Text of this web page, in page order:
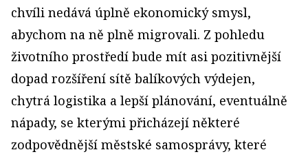
chvíli nedává úplně ekonomický smysl,
abychom na ně plně migrovali. Z pohledu
životního prostředí bude mít asi pozitivnější
dopad rozšíření sítě balíkových výdejen,
chytrá logistika a lepší plánování, eventuálně
nápady, se kterými přicházejí některé
zodpovědnější městské samosprávy, které